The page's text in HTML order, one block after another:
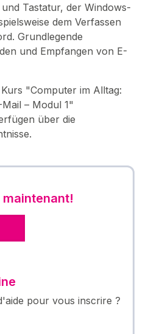
Tastatur, der Windows-
dem Verfassen
Grundlegende
und Empfangen von E-
"Computer im Alltag:
– Modul 1"
über die
pour vous inscrire ?